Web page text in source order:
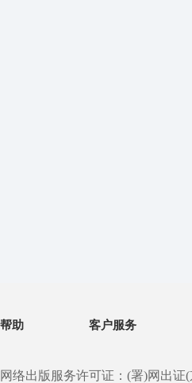
帮助 客户服务
网络出版服务许可证：(署)网出证